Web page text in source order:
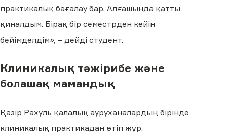
практикалық бағалау бар. Алғашында қатты
қиналдым. Бірақ бір семестрден кейін
бейімделдім», – дейді студент.
Клиникалық тәжірибе және
болашақ мамандық
Қазір Рахуль қалалық ауруханалардың бірінде
клиникалық практикадан өтіп жүр.